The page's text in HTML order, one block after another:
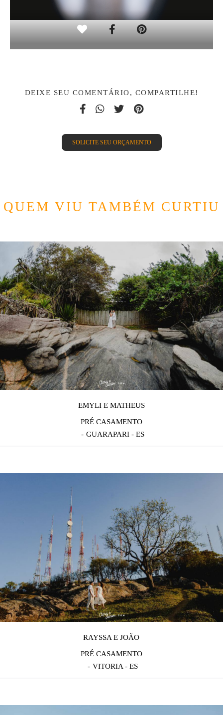
DEIXE SEU COMENTÁRIO, COMPARTILHE!
SOLICITE SEU ORÇAMENTO
QUEM VIU TAMBÉM CURTIU
EMYLI E MATHEUS
PRÉ CASAMENTO
GUARAPARI - ES
RAYSSA E JOÃO
PRÉ CASAMENTO
VITORIA - ES